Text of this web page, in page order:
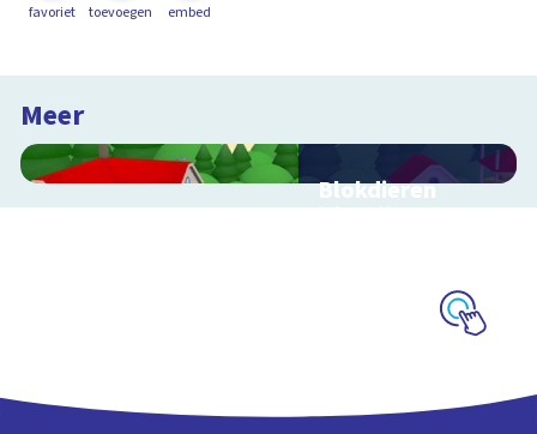
favoriet toevoegen embed
Meer
Blokdieren
Interactieve